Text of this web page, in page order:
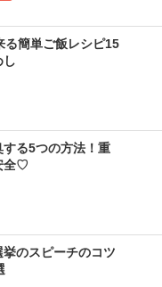
る簡単ご飯レシピ15
る5つの方法！重
全♡
のスピーチのコツ